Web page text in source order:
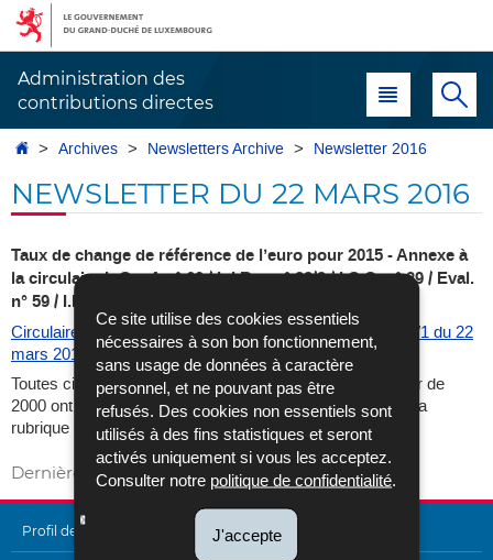
Ce site utilise des cookies essentiels
nécessaires à son bon fonctionnement,
sans usage de données à caractère
personnel, et ne pouvant pas être
refusés. Des cookies non essentiels sont
utilisés à des fins statistiques et seront
activés uniquement si vous les acceptez.
Consulter notre politique de confidentialité
J'accepte
Aller
navigation
Aller
au
Administration des
contributions directes
Menu principal
AccueilArchives Newsletters Archive Newsletter 2016
NEWSLETTER DU 22 MARS 2016
Taux de change de référence de l’euro pour 2015 - Annexe à
la circulaire L.G. - A n° 60 / L.I.R. – n° 23/3 / I.C.C. n° 39 / Eval.
n° 59 / I.Fort. n° 49
Circulaire du directeur des contributions L.G. - A n° 60bis/1 du 22
mars 2016
Toutes circulaires et notes administratives émises à partir de
2000 ont été publiées dans lerecueil de circulairesdans la
rubrique «législation» du site internet de l’ACD.
Dernière mise à jour30/12/2016
Profil de l'Administration